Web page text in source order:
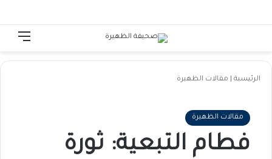
تسجيل الدخول
الرئيسية مقالات الظهيرة
مقالات الظهيرة
فطام التبعية: ثورة